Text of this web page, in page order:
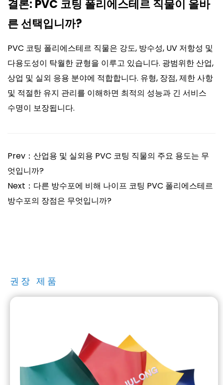
결론: PVC 코팅 폴리에스테르 직물이 올바
른 선택입니까?
PVC 코팅 폴리에스테르 직물은 강도, 방수성, UV 저항성 및
다용도성이 탁월한 균형을 이루고 있습니다. 광범위한 산업,
상업 및 실외 응용 분야에 적합합니다. 유형, 장점, 제한 사항
및 적절한 유지 관리를 이해하면 최적의 성능과 긴 서비스
수명이 보장됩니다.
Prev：산업용 및 실외용 PVC 코팅 직물의 주요 용도는 무
엇입니까?
Next：다른 방수포에 비해 나이프 코팅 PVC 폴리에스테르
방수포의 장점은 무엇입니까?
권장 제품